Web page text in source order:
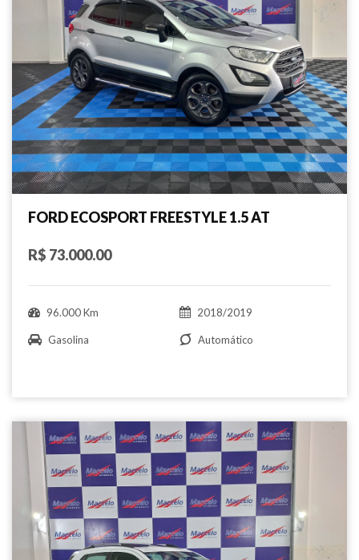
FORD ECOSPORT FREESTYLE 1.5 AT
R$ 73.000.00
96.000 Km 2018/2019
Gasolina Automático